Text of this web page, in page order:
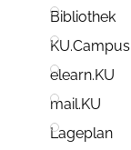
Bibliothek
KU.Campus
elearn.KU
mail.KU
Lageplan